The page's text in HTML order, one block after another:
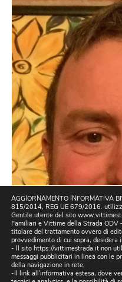
AGGIORNAMENTO INFORMATIVA
815/2014, REG UE 679/2016.
Gentile utente del sito
Familiari e Vittime della Strada
titolare del trattamento ovvero di
provvedimento di cui sopra, desidera
- Il sito https://vittimestrada.it non
messaggi pubblicitari in linea con le
della navigazione in rete;
-Il link all'informativa estesa, dove